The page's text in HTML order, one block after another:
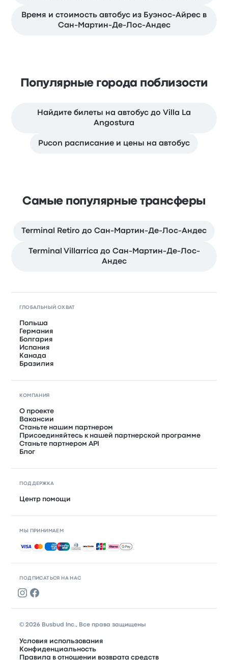
Время и стоимость автобус из Буэнос-Айрес в
Сан-Мартин-Де-Лос-Андес
Популярные города поблизости
Найдите билеты на автобус до Villa La
Angostura
Pucon расписание и цены на автобус
Самые популярные трансферы
Terminal Retiro до Сан-Мартин-Де-Лос-Андес
Terminal Villarrica до Сан-Мартин-Де-Лос-
Андес
ПОДПИСАТЬСЯ НА НАС
ГЛОБАЛЬНЫЙ ОХВАТ
Польша
Германия
Болгария
Испания
Канада
Бразилия
КОМПАНИЯ
О проекте
Вакансии
Станьте нашим партнером
Присоединяйтесь к нашей партнерской программе
Станьте партнером API
Блог
ПОДДЕРЖКА
Центр помощи
МЫ ПРИНИМАЕМ
Принимаемые способы оплаты
© 2026 Busbud Inc., Все права защищены
Условия использования
Конфиденциальность
Правила в отношении возврата средств